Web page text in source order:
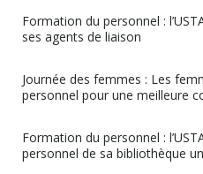
Formation du personnel :
ses agents de liaison
Journée des femmes : Les
personnel pour une meilleure
Formation du personnel :
personnel de sa bibliothèque